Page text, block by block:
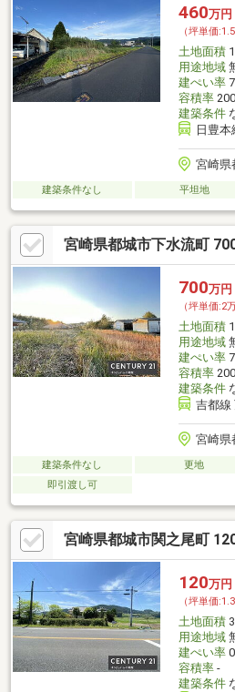
460万円
（坪単価
土地面積
用途地域
建ぺい率
容積率
建築条件
日豊
宮崎県
建築条件なし 平坦地
宮崎県都城市下水流町
700万円
（坪単価:2
土地面積
用途地域
建ぺい率
容積率
建築条件
吉都線
宮崎県
建築条件なし 更地
即引渡し可
宮崎県都城市関之尾町
120万円
（坪単価
土地面積
用途地域
建ぺい率
容積率-
建築条件